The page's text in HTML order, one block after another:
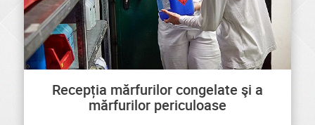
Recepția mărfurilor congelate şi a
mărfurilor periculoase